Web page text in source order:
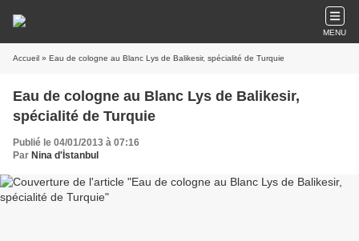
MENU
Accueil » Eau de cologne au Blanc Lys de Balikesir, spécialité de Turquie
Eau de cologne au Blanc Lys de Balikesir,
spécialité de Turquie
Publié le 04/01/2013 à 07:16
Par Nina d'İstanbul